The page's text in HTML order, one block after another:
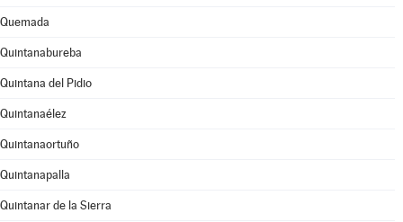
Quemada
Quintanabureba
Quintana del Pidio
Quintanaélez
Quintanaortuño
Quintanapalla
Quintanar de la Sierra